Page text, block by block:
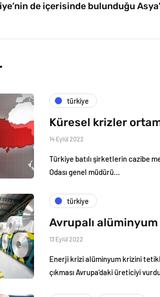
de içerisinde bulunduğu
türkiye
Küresel krizler
14 Eylül 2022
Türkiye batılı şirketlerin cazibe
Odası genel müdürü…
türkiye
Avrupalı
13 Eylül 2022
Enerji krizi alüminyum krizini
çıkması Avrupa’daki üreticiyi